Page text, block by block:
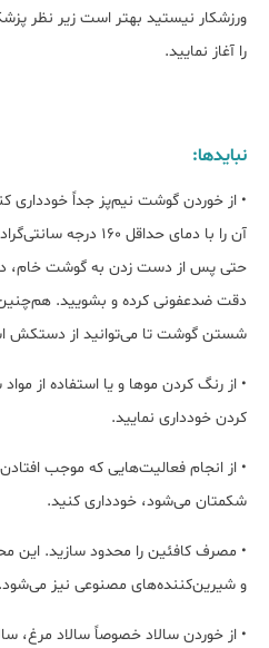
ورزشکار نیستید بهتر است زیر نظر
را آغاز نمایید.
نبایدها:
• از خوردن گوشت نیم‌پز جداً خودداری
آن را با دمای حداقل
حتی پس از دست زدن به گوشت خام،
دقت ضدعفونی کرده و بشویید.
شستن گوشت تا می‌توانید از دستکش
• از رنگ کردن موها و یا استفاده از
کردن خودداری نمایید.
• از انجام فعالیت‌‌هایی که موجب
شکمتان می‌شود، خودداری کنید.
• مصرف کافئین را محدود سازید. این
و شیرین‌کننده‌های مصنوعی نیز می‌شود.
• از خوردن سالاد خصوصاً سالاد مرغ،